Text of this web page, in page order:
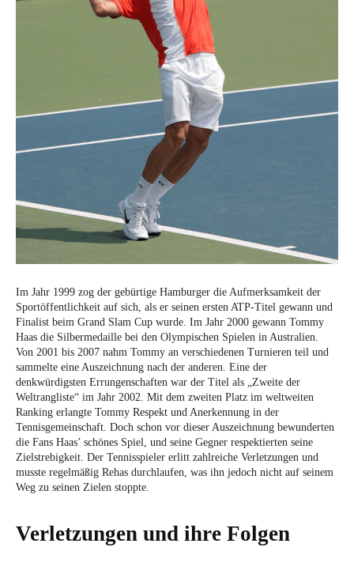
Im Jahr 1999 zog der gebürtige Hamburger die Aufmerksamkeit der
Sportöffentlichkeit auf sich, als er seinen ersten ATP-Titel gewann und
Finalist beim Grand Slam Cup wurde. Im Jahr 2000 gewann Tommy
Haas die Silbermedaille bei den Olympischen Spielen in Australien.
Von 2001 bis 2007 nahm Tommy an verschiedenen Turnieren teil und
sammelte eine Auszeichnung nach der anderen. Eine der
denkwürdigsten Errungenschaften war der Titel als „Zweite der
Weltrangliste“ im Jahr 2002. Mit dem zweiten Platz im weltweiten
Ranking erlangte Tommy Respekt und Anerkennung in der
Tennisgemeinschaft. Doch schon vor dieser Auszeichnung bewunderten
die Fans Haas’ schönes Spiel, und seine Gegner respektierten seine
Zielstrebigkeit. Der Tennisspieler erlitt zahlreiche Verletzungen und
musste regelmäßig Rehas durchlaufen, was ihn jedoch nicht auf seinem
Weg zu seinen Zielen stoppte.
Verletzungen und ihre Folgen